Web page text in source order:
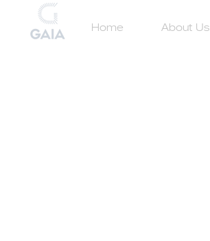
Home About Us